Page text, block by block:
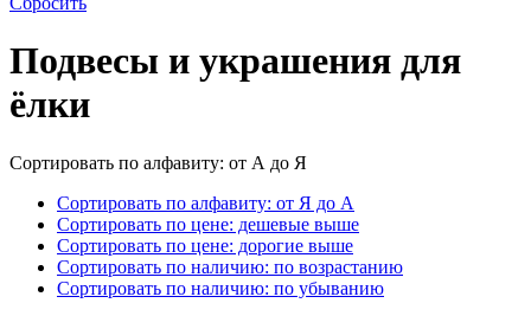
Подвесы и украшения для
ёлки
Сортировать по алфавиту: от А до Я
Сортировать по алфавиту: от Я до А
Сортировать по цене: дешевые выше
Сортировать по цене: дорогие выше
Сортировать по наличию: по возрастанию
Сортировать по наличию: по убыванию